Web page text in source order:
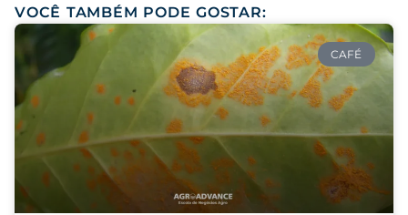
VOCÊ TAMBÉM PODE GOSTAR:
CAFÉ